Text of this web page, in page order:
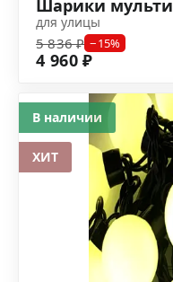
Шарики мульти
для улицы
5 836 ₽ −15%
4 960 ₽
В наличии
ХИТ